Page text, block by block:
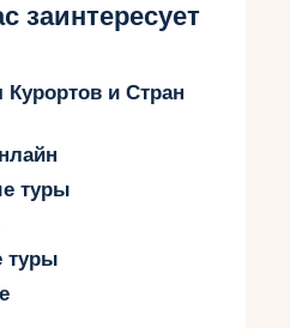
заинтересует
и Стран
туры
туры